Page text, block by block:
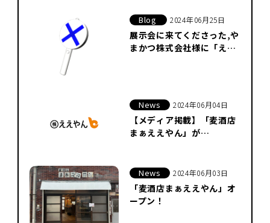
Blog 2024年06月25日
展示会に来てくださった,や
まかつ株式会社様に「ええ
News 2024年06月04日
【メディア掲載】「麦酒店
まぁええやん」が
ました！
News 2024年06月03日
「麦酒店まぁええやん」オ
ープン！